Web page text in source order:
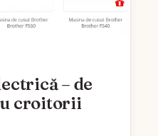
– de
croitorii